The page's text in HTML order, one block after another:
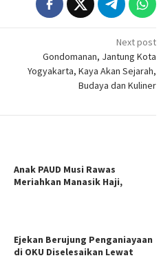
Next post
Gondomanan, Jantung Kota
Yogyakarta, Kaya Akan Sejarah,
Budaya dan Kuliner
Anak PAUD Musi Rawas
Meriahkan Manasik Haji,
Ejekan Berujung Penganiayaan
di OKU Diselesaikan Lewat